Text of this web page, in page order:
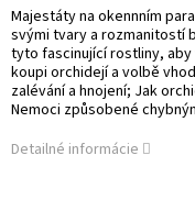
Majestáty na okennním
svými tvary a rozmanitostí
tyto fascinující rostliny, aby
koupi orchidejí a volbě
zalévání a hnojení; Jak
Nemoci způsobené
Detailné informácie